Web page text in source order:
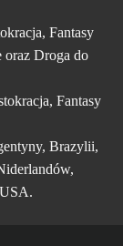
Fantasy
Droga do
Fantasy
Brazylii,